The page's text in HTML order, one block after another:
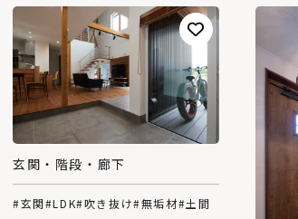
玄関・階段・廊下
#玄関#LDK#吹き抜け#無垢材#土間